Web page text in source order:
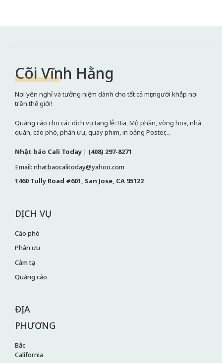
Cõi Vĩnh Hằng
Nơi yên nghỉ và tưởng niệm dành cho tất cả mọi người khắp nơi
trên thế giới!
Quảng cáo cho các dịch vụ tang lễ: Bia, Mộ phần, vòng hoa, nhà
quàn, cáo phó, phân ưu, quay phim, in bảng Poster,...
Nhật báo Cali Today | (408) 297-8271
Email: nhatbaocalitoday@yahoo.com
1460 Tully Road #601, San Jose, CA 95122
DỊCH VỤ
Cáo phó
Phân ưu
Cảm tạ
Quảng cáo
ĐỊA
PHƯƠNG
Bắc
California